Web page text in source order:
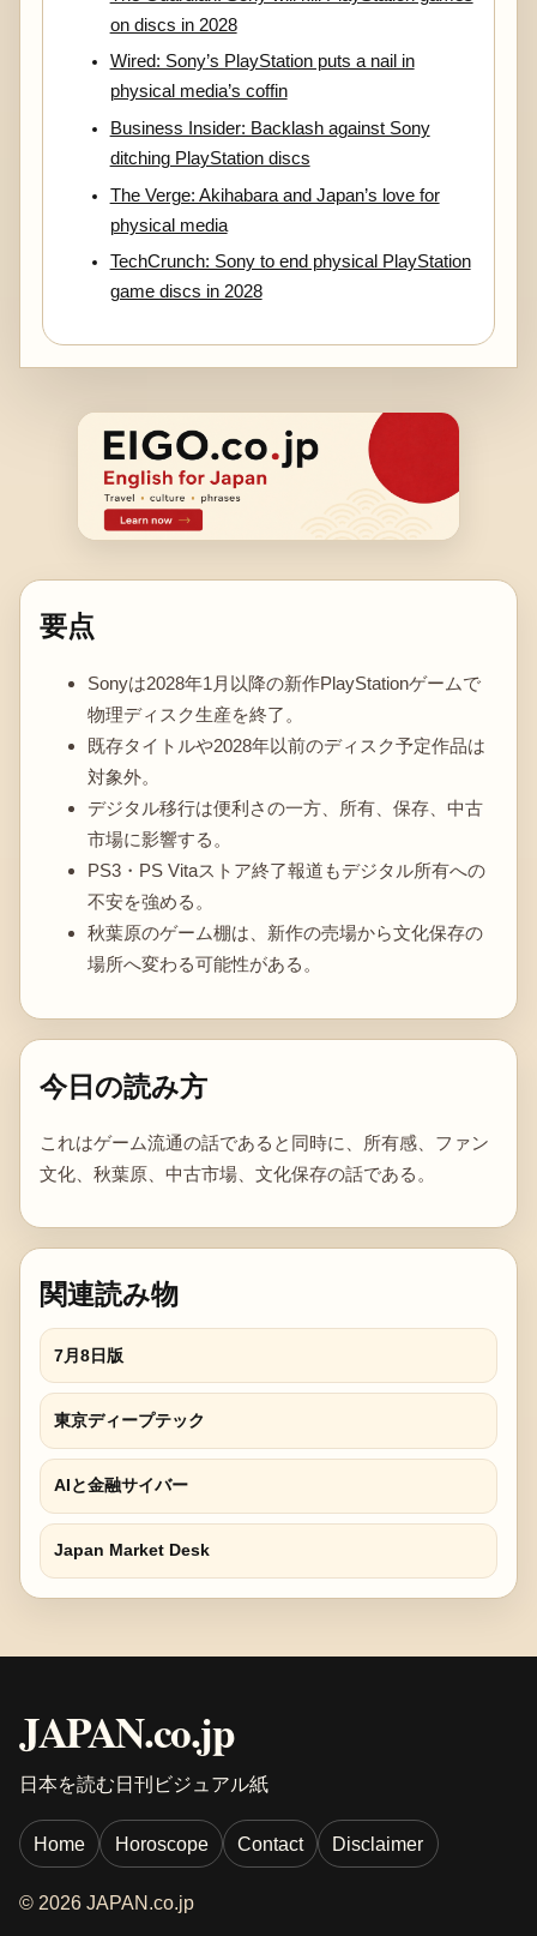
on discs in 2028
Wired: Sony’s PlayStation puts a nail in
physical media’s coffin
Business Insider: Backlash against Sony
ditching PlayStation discs
The Verge: Akihabara and Japan’s love for
physical media
TechCrunch: Sony to end physical PlayStation
game discs in 2028
要点
Sonyは2028年1月以降の新作PlayStationゲームで
物理ディスク生産を終了。
既存タイトルや2028年以前のディスク予定作品は
対象外。
デジタル移行は便利さの一方、所有、保存、中古
市場に影響する。
PS3・PS Vitaストア終了報道もデジタル所有への
不安を強める。
秋葉原のゲーム棚は、新作の売場から文化保存の
場所へ変わる可能性がある。
今日の読み方
これはゲーム流通の話であると同時に、所有感、ファン
文化、秋葉原、中古市場、文化保存の話である。
関連読み物
7月8日版
東京ディープテック
AIと金融サイバー
Japan Market Desk
JAPAN.co.jp
日本を読む日刊ビジュアル紙
Home Horoscope Contact Disclaimer
© 2026 JAPAN.co.jp